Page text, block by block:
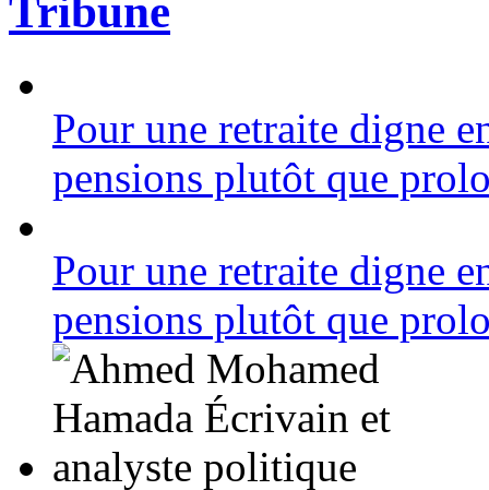
Tribune
Pour une retraite digne
pensions plutôt que
Pour une retraite digne
pensions plutôt que